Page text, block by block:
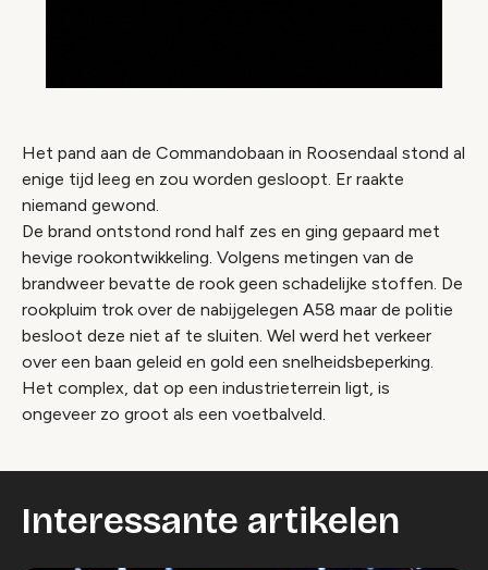
Het pand aan de Commandobaan in Roosendaal stond al
enige tijd leeg en zou worden gesloopt. Er raakte
niemand gewond.
De brand ontstond rond half zes en ging gepaard met
hevige rookontwikkeling. Volgens metingen van de
brandweer bevatte de rook geen schadelijke stoffen. De
rookpluim trok over de nabijgelegen A58 maar de politie
besloot deze niet af te sluiten. Wel werd het verkeer
over een baan geleid en gold een snelheidsbeperking.
Het complex, dat op een industrieterrein ligt, is
ongeveer zo groot als een voetbalveld.
Interessante artikelen